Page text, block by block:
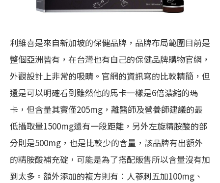
利維喜是來自新加坡的保健品牌，品牌布局範圍目前是
整個亞洲皆有，在台灣也有自己的保健品牌購物官網，
外觀設計上非常的吸睛。官網的資訊寫的比較精簡，但
還是可以明確看到雖然他的馬卡一樣是6倍濃縮的瑪
卡，但含量其實僅205mg，離醫師及營養師建議的最
低攝取量1500mg還有一段距離，另外左旋精胺酸的部
分則是500mg，也是比較少的含量，該品牌有出額外
的精胺酸補充碇，可能是為了搭配販售所以含量沒有加
到太多。額外添加的複方則有：人蔘刺五加100mg、